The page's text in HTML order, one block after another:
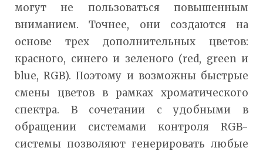
могут не пользоваться повышенным
вниманием. Точнее, они создаются на
основе трех дополнительных цветов:
красного, синего и зеленого (red, green и
blue, RGB). Поэтому и возможны быстрые
смены цветов в рамках хроматического
спектра. В сочетании с удобными в
обращении системами контроля RGB-
системы позволяют генерировать любые